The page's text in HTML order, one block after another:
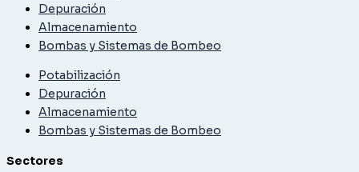
Depuración
Almacenamiento
Bombas y Sistemas de Bombeo
Potabilización
Depuración
Almacenamiento
Bombas y Sistemas de Bombeo
Sectores